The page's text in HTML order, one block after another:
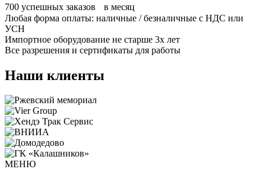
700 успешных заказов в месяц
Любая форма оплаты: наличные / безналичные с НДС или
УСН
Импортное оборудование не старше 3х лет
Все разрешения и сертификаты для работы
Наши клиенты
МЕНЮ